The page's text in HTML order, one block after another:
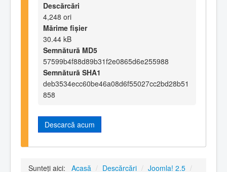
Descărcări
4,248 ori
Mărime fișier
30.44 kB
Semnătură MD5
57599b4f88d89b31f2e0865d6e255988
Semnătură SHA1
deb3534ecc60be46a08d6f55027cc2bd28b51
858
Descarcă acum
Sunteți aici: Acasă / Descărcări / Joomla! 2.5 /